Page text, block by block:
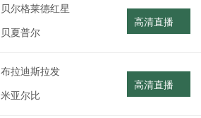
贝尔格莱德红星
贝夏普尔
高清直播
布拉迪斯拉发
米亚尔比
高清直播